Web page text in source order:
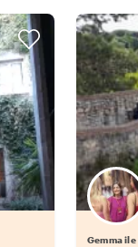
Gemma